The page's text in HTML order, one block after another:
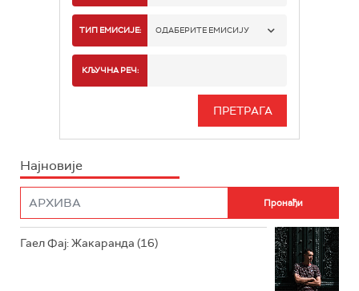
РАДИО БЕОГРАД 1
РАДИО БЕОГРАД 3
РАДИО РОКЕНРОЛЕР
ТИП ЕМИСИЈЕ: ОДАБЕРИТЕ ЕМИСИЈУ
ИНФО
КЉУЧНА РЕЧ:
Најновије
Гаел Фај: Жакаранда (16)